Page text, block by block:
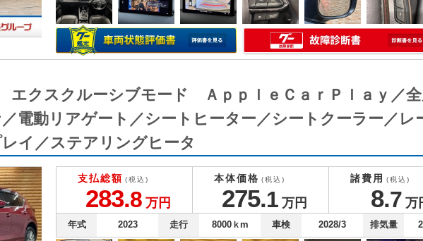
クスクルーシブモード ＡｐｐｌｅＣａｒＰｌａｙ／
電動リアゲート／シートヒーター／シートクーラー／
イ／ステアリングヒータ
支払総額 (税込)
283.8 万円
本体価格 (税込)
275.1 万円
諸費用 (税込)
8.7 万
年式 2023 走行 8000 ｋm 車検 2028/3 排気量